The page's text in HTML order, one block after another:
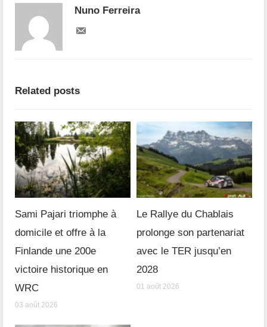
Nuno Ferreira
Related posts
Sami Pajari triomphe à
domicile et offre à la
Finlande une 200e
victoire historique en
WRC
03 août 2026
Le Rallye du Chablais
prolonge son partenariat
avec le TER jusqu’en
2028
01 août 2026